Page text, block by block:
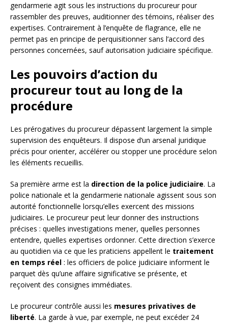
gendarmerie agit sous les instructions du procureur pour
rassembler des preuves, auditionner des témoins, réaliser des
expertises. Contrairement à l’enquête de flagrance, elle ne
permet pas en principe de perquisitionner sans l’accord des
personnes concernées, sauf autorisation judiciaire spécifique.
Les pouvoirs d’action du
procureur tout au long de la
procédure
Les prérogatives du procureur dépassent largement la simple
supervision des enquêteurs. Il dispose d’un arsenal juridique
précis pour orienter, accélérer ou stopper une procédure selon
les éléments recueillis.
Sa première arme est la direction de la police judiciaire. La
police nationale et la gendarmerie nationale agissent sous son
autorité fonctionnelle lorsqu’elles exercent des missions
judiciaires. Le procureur peut leur donner des instructions
précises : quelles investigations mener, quelles personnes
entendre, quelles expertises ordonner. Cette direction s’exerce
au quotidien via ce que les praticiens appellent le traitement
en temps réel : les officiers de police judiciaire informent le
parquet dès qu’une affaire significative se présente, et
reçoivent des consignes immédiates.
Le procureur contrôle aussi les mesures privatives de
liberté. La garde à vue, par exemple, ne peut excéder 24